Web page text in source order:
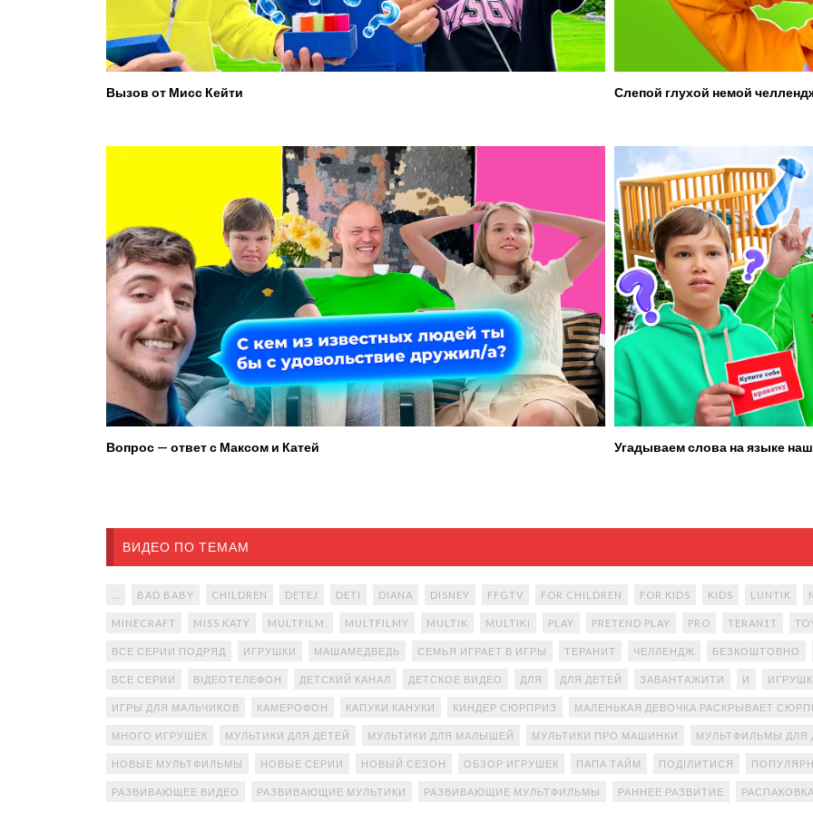
Вызов от Мисс Кейти Слепой глухой немой
Вопрос — ответ с Максом и Катей Угадываем слова на языке
ВИДЕО ПО ТЕМАМ
BAD BABY CHILDREN DETEJ DETI DIANA DISNEY FFGTV FOR CHILDREN FOR KIDS KIDS LUNTIK
MINECRAFT MISS KATY MULTFILM. MULTFILMY MULTIK MULTIKI PLAY PRETEND PLAY PRO TERAN1T
ВСЕ СЕРИИ ПОДРЯД ИГРУШКИ МАШАМЕДВЕДЬ СЕМЬЯ ИГРАЕТ В ИГРЫ ТЕРАНИТ ЧЕЛЛЕНДЖ БЕЗКОШТОВНО
ВСЕ СЕРИИ ВІДЕОТЕЛЕФОН ДЕТСКИЙ КАНАЛ ДЕТСКОЕ ВИДЕО ДЛЯ ДЛЯ ДЕТЕЙ ЗАВАНТАЖИТИ И
ИГРЫ ДЛЯ МАЛЬЧИКОВ КАМЕРОФОН КАПУКИ КАНУКИ КИНДЕР СЮРПРИЗ МАЛЕНЬКАЯ ДЕВОЧКА РАСКРЫВАЕТ
МНОГО ИГРУШЕК МУЛЬТИКИ ДЛЯ ДЕТЕЙ МУЛЬТИКИ ДЛЯ МАЛЫШЕЙ МУЛЬТИКИ ПРО МАШИНКИ МУЛЬТФИЛЬМЫ ДЛЯ
НОВЫЕ МУЛЬТФИЛЬМЫ НОВЫЕ СЕРИИ НОВЫЙ СЕЗОН ОБЗОР ИГРУШЕК ПАПА ТАЙМ ПОДІЛИТИСЯ
РАЗВИВАЮЩЕЕ ВИДЕО РАЗВИВАЮЩИЕ МУЛЬТИКИ РАЗВИВАЮЩИЕ МУЛЬТФИЛЬМЫ РАННЕЕ РАЗВИТИЕ